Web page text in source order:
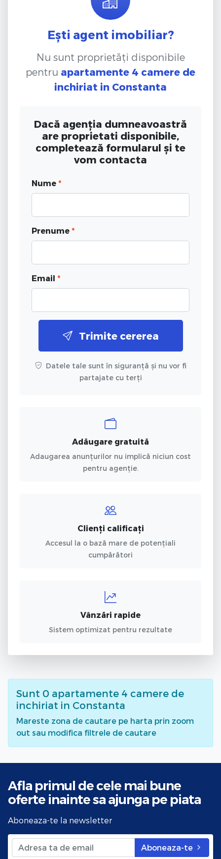
Ești agent imobiliar?
Nu sunt proprietăți disponibile
pentru apartamente 4 camere de
inchiriat in Constanta
Dacă agenția dumneavoastră
are proprietati disponibile,
completează formularul și te
vom contacta
Nume *
Prenume *
Email *
Trimite cererea
Datele tale sunt în siguranță și nu vor fi
partajate cu terți
Adăugare gratuită
Adaugarea anunțurilor nu implică niciun cost
pentru agenție.
Clienți calificați
Accesul la o bază mare de potențiali
cumpărători
Vânzări rapide
Sistem optimizat pentru rezultate
Sunt 0 apartamente 4 camere de
inchiriat in Constanta
Mareste zona de cautare pe harta prin zoom
out sau modifica filtrele de cautare
Afla primul de cele mai bune
oferte inainte sa ajunga pe piata
Aboneaza-te la newsletter
Aboneaza-te